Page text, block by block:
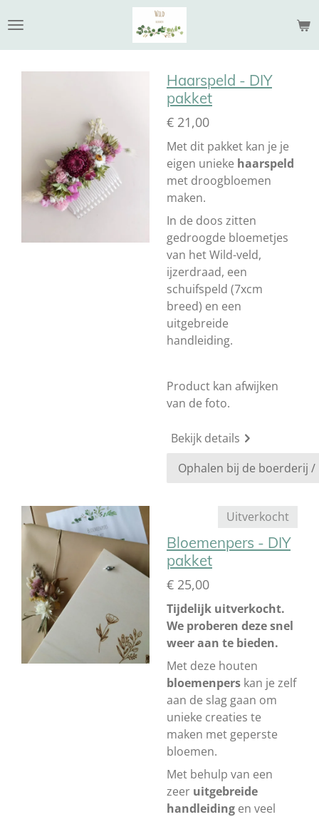
direct
naar
Haarspeld - DIY
pakket
€ 21,00
Met dit pakket kan je je
eigen unieke haarspeld
met droogbloemen
maken.
In de doos zitten
gedroogde bloemetjes
van het Wild-veld,
ijzerdraad, een
schuifspeld (7xcm
breed) en een
uitgebreide
handleiding.
Product kan afwijken
van de foto.
Bekijk details
Uitverkocht
Bloemenpers - DIY
pakket
€ 25,00
Tijdelijk uitverkocht.
We proberen deze snel
weer aan te bieden.
Met deze houten
bloemenpers kan je zelf
aan de slag gaan om
unieke creaties te
maken met geperste
bloemen.
Met behulp van een
zeer uitgebreide
handleiding en veel